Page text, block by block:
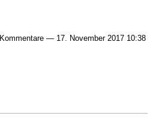
Kommentare — 17. November 2017 10:38